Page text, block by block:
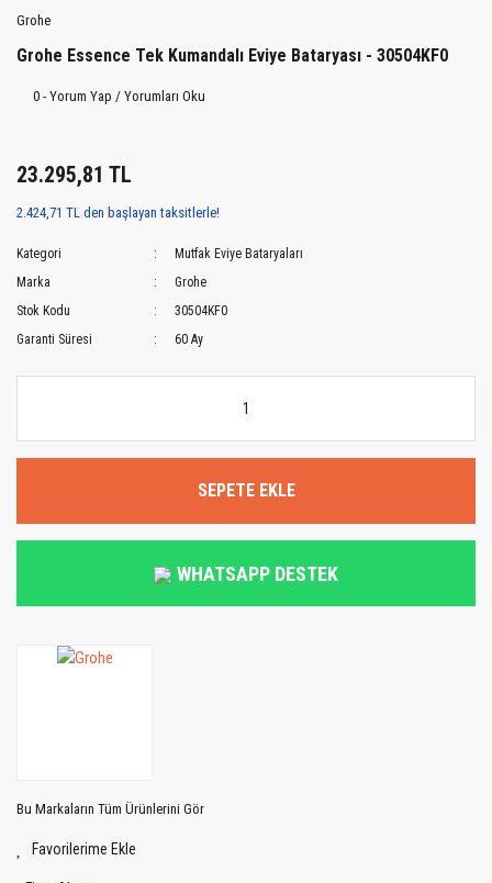
Grohe
Grohe Essence Tek Kumandalı Eviye Bataryası - 30504KF0
0 - Yorum Yap / Yorumları Oku
23.295,81 TL
2.424,71 TL den başlayan taksitlerle!
Kategori
Mutfak Eviye Bataryaları
Marka
Grohe
Stok Kodu
30504KF0
Garanti Süresi
60 Ay
SEPETE EKLE
WHATSAPP DESTEK
Bu Markaların Tüm Ürünlerini Gör